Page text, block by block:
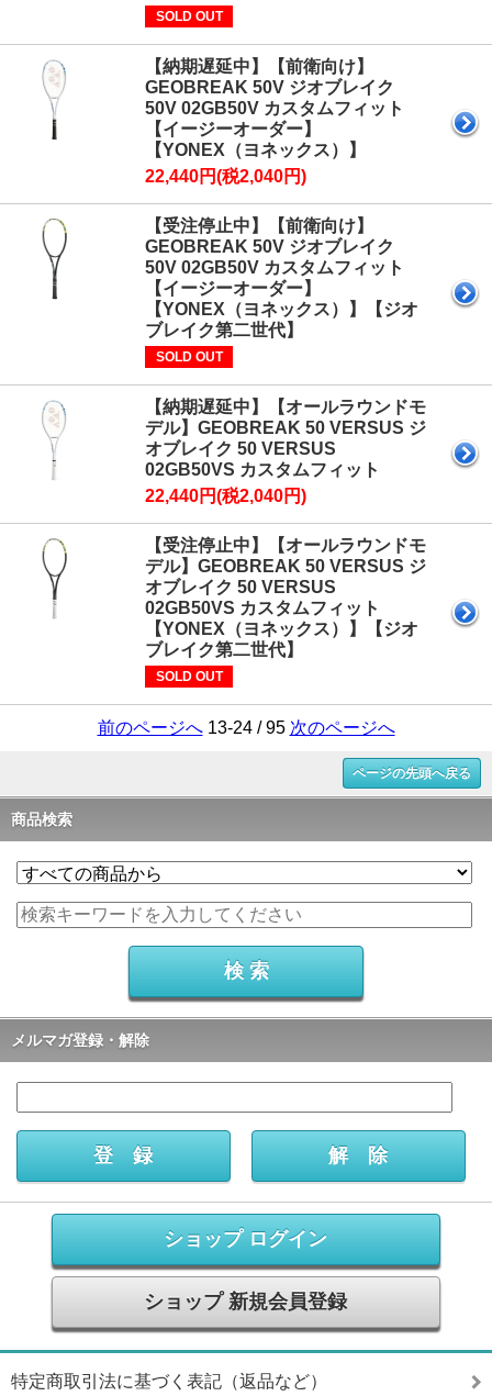
SOLD OUT
【納期遅延中】【前衛向け】
GEOBREAK 50V ジオブレイク
50V 02GB50V カスタムフィット
【イージーオーダー】
【YONEX（ヨネックス）】
22,440円(税2,040円)
【受注停止中】【前衛向け】
GEOBREAK 50V ジオブレイク
50V 02GB50V カスタムフィット
【イージーオーダー】
【YONEX（ヨネックス）】【ジオ
ブレイク第二世代】
SOLD OUT
【納期遅延中】【オールラウンドモ
デル】GEOBREAK 50 VERSUS ジ
オブレイク 50 VERSUS
02GB50VS カスタムフィット
22,440円(税2,040円)
【受注停止中】【オールラウンドモ
デル】GEOBREAK 50 VERSUS ジ
オブレイク 50 VERSUS
02GB50VS カスタムフィット
【YONEX（ヨネックス）】【ジオ
ブレイク第二世代】
SOLD OUT
前のページへ13-24 / 95 次のページへ
ページの先頭へ戻る
商品検索
メルマガ登録・解除
ショップ ログイン
ショップ 新規会員登録
特定商取引法に基づく表記（返品など）